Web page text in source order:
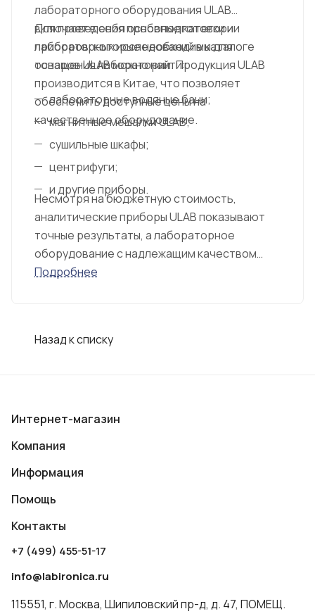
лабораторного оборудования ULAB
включает в себя основные категории
приборов, которые необходимы для
оснащения лаборатории. Продукция ULAB
производится в Китае, что позволяет
обеспечить доступные цены на
качественное оборудование.
Для проведения пробоподготовки и
лабораторных исследований в каталоге
товаров ULAB можно найти:
лабораторные водяные бани;
магнитные мешалки ULAB;
сушильные шкафы;
центрифуги;
и другие приборы.
Несмотря на бюджетную стоимость,
аналитические приборы ULAB показывают
точные результаты, а лабораторное
оборудование с надлежащим качеством
выполняет свои функции. Специалисты
Подробнее
Назад к списку
Интернет-магазин
Компания
Информация
Помощь
Контакты
+7 (499) 455-51-17
info@labironica.ru
115551, г. Москва, Шипиловский пр-д, д. 47, ПОМЕЩ.